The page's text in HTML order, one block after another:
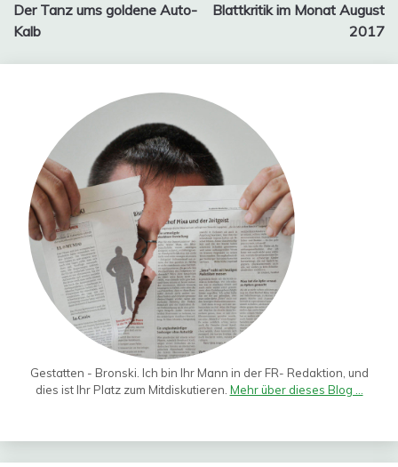
Der Tanz ums goldene Auto-
Kalb
Blattkritik im Monat August
2017
Gestatten - Bronski. Ich bin Ihr Mann in der FR- Redaktion, und
dies ist Ihr Platz zum Mitdiskutieren. Mehr über dieses Blog ...